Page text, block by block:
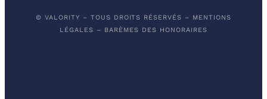
© VALORITY – TOUS DROITS RÉSERVÉS – MENTIONS
LÉGALES – BARÈMES DES HONORAIRES